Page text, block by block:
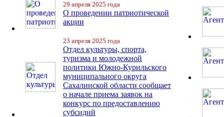
29 апреля 2025 года
О проведении патриотической
акции
23 апреля 2025 года
Отдел культуры, спорта,
туризма и молодежной
политики Южно-Курильского
муниципального округа
Сахалинской области сообщает
о начале приема заявок на
конкурс по предоставлению
субсидий